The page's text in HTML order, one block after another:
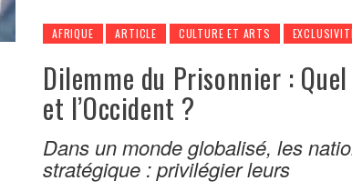
AFRIQUE ARTICLE CULTURE ET ARTS
Dilemme du Prisonnier :
et l’Occident ?
Dans un monde globalisé, les
stratégique : privilégier leurs